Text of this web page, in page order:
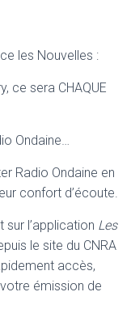
les Nouvelles :
ce sera CHAQUE
Ondaine…
Radio Ondaine en
confort d’écoute.
l’application Les
le site du CNRA
accès,
émission de